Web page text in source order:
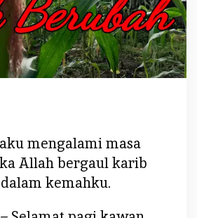
T
U
H
A
D
K
B
mengalami masa
Allah bergaul karib
kemahku.